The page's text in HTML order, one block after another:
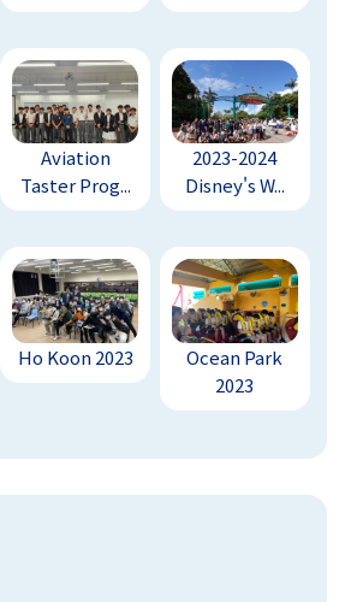
Aviation
Taster Prog...
2023-2024
Disney's W...
Ho Koon 2023
Ocean Park
2023